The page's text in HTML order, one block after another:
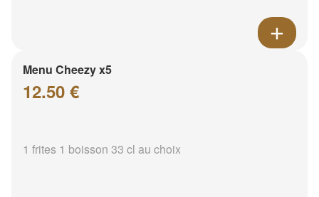
Menu Cheezy x5
12.50 €
1 frites 1 boisson 33 cl au choix